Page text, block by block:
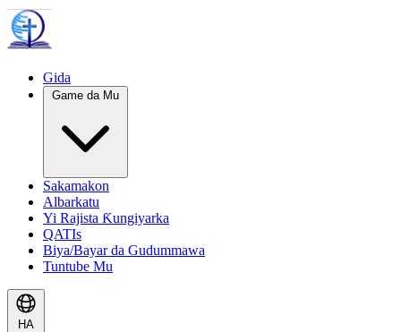
Gida
Game da Mu
Sakamakon
Albarkatu
Yi Rajista Ƙungiyarka
QATIs
Biya/Bayar da Gudummawa
Tuntube Mu
HA